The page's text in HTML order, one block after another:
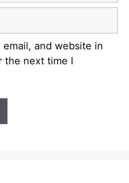
email, and website in
the next time I